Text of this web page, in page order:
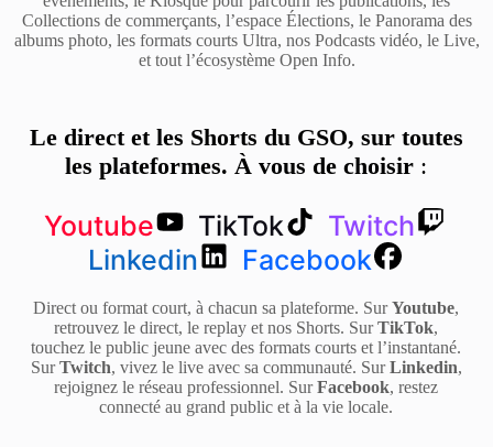
Collections de commerçants, l’espace Élections, le Panorama des
albums photo, les formats courts Ultra, nos Podcasts vidéo, le Live,
et tout l’écosystème Open Info.
Le direct et les Shorts du GSO, sur toutes
les plateformes. À vous de choisir :
Youtube TikTok
Twitch
Linkedin
Facebook
Direct ou format court, à chacun sa plateforme. SurYoutube,
retrouvez le direct, le replay et nos Shorts. SurTikTok,
touchez le public jeune avec des formats courts et l’instantané.
SurTwitch, vivez le live avec sa communauté. SurLinkedin,
rejoignez le réseau professionnel. SurFacebook, restez
connecté au grand public et à la vie locale.